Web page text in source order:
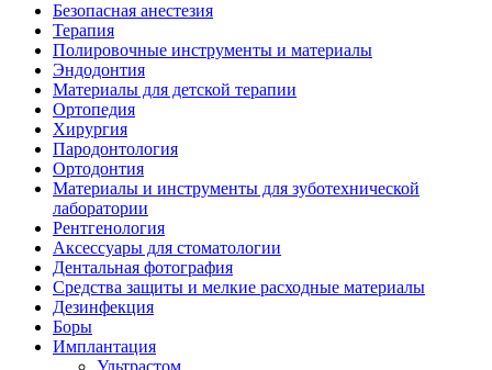
Безопасная анестезия
Терапия
Полировочные инструменты и материалы
Эндодонтия
Материалы для детской терапии
Ортопедия
Хирургия
Пародонтология
Ортодонтия
Материалы и инструменты для зуботехнической
лаборатории
Рентгенология
Аксессуары для стоматологии
Дентальная фотография
Средства защиты и мелкие расходные материалы
Дезинфекция
Боры
Имплантация
Ультрастом